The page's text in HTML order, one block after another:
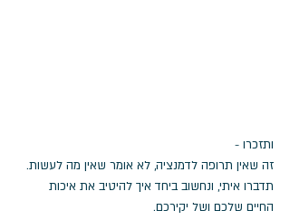
ותזכרו -
זה שאין תרופה לדמנציה, לא אומר שאין מה לעשות.
תדברו איתי, ונחשוב ביחד איך להיטיב את איכות
החיים שלכם ושל יקירכם.